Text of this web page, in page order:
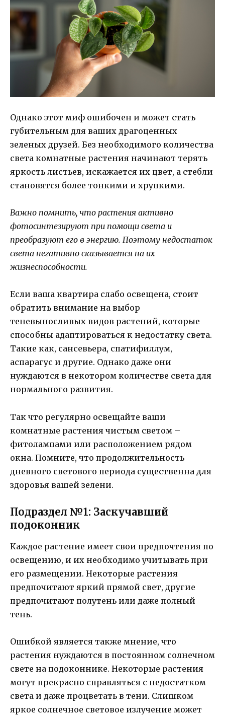
Однако этот миф ошибочен и может стать
губительным для ваших драгоценных
зеленых друзей. Без необходимого количества
света комнатные растения начинают терять
яркость листьев, искажается их цвет, а стебли
становятся более тонкими и хрупкими.
Важно помнить, что растения активно
фотосинтезируют при помощи света и
преобразуют его в энергию. Поэтому недостаток
света негативно сказывается на их
жизнеспособности.
Если ваша квартира слабо освещена, стоит
обратить внимание на выбор
теневыносливых видов растений, которые
способны адаптироваться к недостатку света.
Такие как, сансевьера, спатифиллум,
аспарагус и другие. Однако даже они
нуждаются в некотором количестве света для
нормального развития.
Так что регулярно освещайте ваши
комнатные растения чистым светом –
фитолампами или расположением рядом
окна. Помните, что продолжительность
дневного светового периода существенна для
здоровья вашей зелени.
Подраздел №1: Заскучавший
подоконник
Каждое растение имеет свои предпочтения по
освещению, и их необходимо учитывать при
его размещении. Некоторые растения
предпочитают яркий прямой свет, другие
предпочитают полутень или даже полный
тень.
Ошибкой является также мнение, что
растения нуждаются в постоянном солнечном
свете на подоконнике. Некоторые растения
могут прекрасно справляться с недостатком
света и даже процветать в тени. Слишком
яркое солнечное световое излучение может